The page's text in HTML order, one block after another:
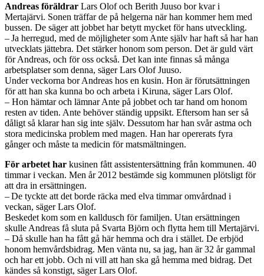
Andreas föräldrar Lars Olof och Berith Juuso bor kvar i
Mertajärvi. Sonen träffar de på helgerna när han kommer hem med
bussen. De säger att jobbet har betytt mycket för hans utveckling.
– Ja herregud, med de möjligheter som Ante själv har haft så har han
utvecklats jättebra. Det stärker honom som person. Det är guld värt
för Andreas, och för oss också. Det kan inte finnas så många
arbetsplatser som denna, säger Lars Olof Juuso.
Under veckorna bor Andreas hos en kusin. Hon är förutsättningen
för att han ska kunna bo och arbeta i Kiruna, säger Lars Olof.
– Hon hämtar och lämnar Ante på jobbet och tar hand om honom
resten av tiden. Ante behöver ständig uppsikt. Eftersom han ser så
dåligt så klarar han sig inte själv. Dessutom har han svår astma och
stora medicinska problem med magen. Han har opererats fyra
gånger och måste ta medicin för matsmältningen.
För arbetet har kusinen fått assistentersättning från kommunen. 40
timmar i veckan. Men år 2012 bestämde sig kommunen plötsligt för
att dra in ersättningen.
– De tyckte att det borde räcka med elva timmar omvårdnad i
veckan, säger Lars Olof.
Beskedet kom som en kalldusch för familjen. Utan ersättningen
skulle Andreas få sluta på Svarta Björn och flytta hem till Mertajärvi.
– Då skulle han ha fått gå här hemma och dra i stället. De erbjöd
honom hemvårdsbidrag. Men vänta nu, sa jag, han är 32 år gammal
och har ett jobb. Och ni vill att han ska gå hemma med bidrag. Det
kändes så konstigt, säger Lars Olof.